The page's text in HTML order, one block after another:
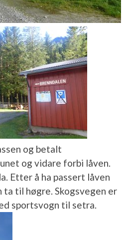
og betalt
og vidare forbi låven.
Etter å ha passert låven
ta til høgre. Skogsvegen er
sportsvogn til setra.